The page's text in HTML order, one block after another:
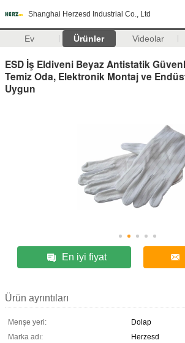
Shanghai Herzesd Industrial Co., Ltd
Ev Ürünler Videolar
ESD İş Eldiveni Beyaz Antistatik
Temiz Oda, Elektronik Montaj ve
Uygun
En iyi fiyat
Ürün ayrıntıları
Menşe yeri:
Dolap
Marka adı:
Herzesd